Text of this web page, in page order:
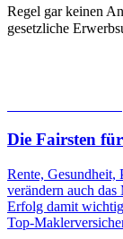
Regel gar keinen
gesetzliche
Die Fairsten
Rente, Gesundheit,
verändern auch
Erfolg damit
Top-